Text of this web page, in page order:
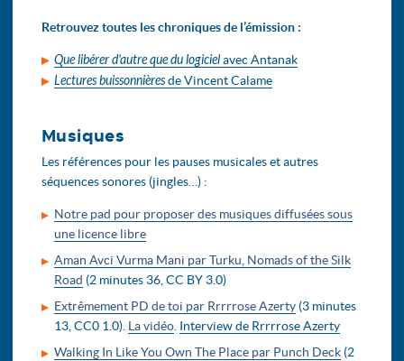
Retrouvez toutes les chroniques de l’émission :
Que libérer d'autre que du logicielavec Antanak
Lectures buissonnièresde Vincent Calame
Musiques
Les références pour les pauses musicales et autres
séquences sonores (jingles…) :
Notre pad pour proposer des musiques diffusées sous
une licence libre
Aman Avci Vurma Mani par Turku, Nomads of the Silk
Road (2 minutes 36, CC BY 3.0)
Extr​ê​mement PD de toi par Rrrrrose Azerty (3 minutes
13, CC0 1.0). La vidéo Interview de Rrrrrose Azerty
Walking In Like You Own The Place par Punch Deck (2